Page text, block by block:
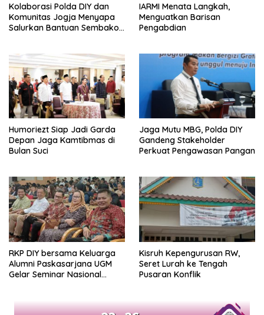
Kolaborasi Polda DIY dan
Komunitas Jogja Menyapa
Salurkan Bantuan Sembako,
IARMI Menata Langkah,
Menguatkan Barisan
Pengabdian
Humoriezt Siap Jadi Garda
Depan Jaga Kamtibmas di
Bulan Suci
Jaga Mutu MBG, Polda DIY
Gandeng Stakeholder
Perkuat Pengawasan Pangan
RKP DIY bersama Keluarga
Alumni Paskasarjana UGM
Gelar Seminar Nasional
Kisruh Kepengurusan RW,
Seret Lurah ke Tengah
Pusaran Konflik